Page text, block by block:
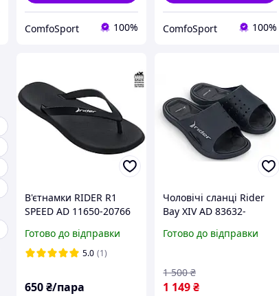
ComfoSport 100% ComfoSport 100%
В'єтнамки RIDER R1
SPEED AD 11650-20766
Готово до відправки
5.0 (1)
650₴/пара
Чоловічі сланці Rider
Bay XIV AD 83632-
Готово до відправки
1 149₴
1 500 ₴